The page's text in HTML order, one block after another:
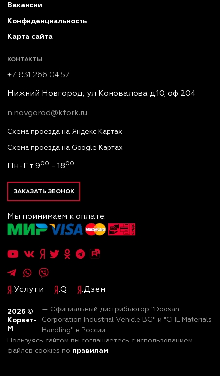
Вакансии
Конфиденциальность
Карта сайта
КОНТАКТЫ
+7 831 266 04 57
Нижний Новгород, ул Коновалова д.10, оф 204
n.novgorod@kfork.ru
Схема проезда на Яндекс Картах
Схема проезда на Google Картах
Пн-Пт 900 - 1800
ЗАКАЗАТЬ ЗВОНОК
Мы принимаем к оплате:
.Услуги .Q .Дзен
2026 ©
Корвет-
М
— Официальный дистрибьютор "Doosan
Corporation Industrial Vehicle BG" и "CHL Materials
Handling" в России.
Пользуясь сайтом вы соглашаетесь с использованием
файлов cookies по правилам